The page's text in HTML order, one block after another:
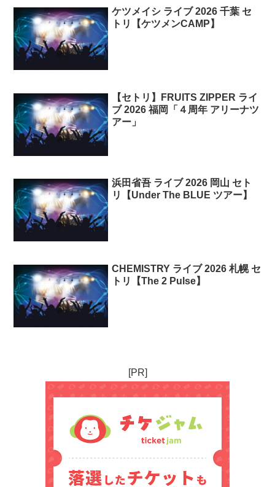
ケツメイシ ライブ 2026 千葉 セ
トリ【ケツメンCAMP】
【セトリ】FRUITS ZIPPER ライ
ブ 2026 福岡「４周年 アリーナツ
アー」
浜田省吾 ライブ 2026 岡山 セト
リ【Under The BLUE ツアー】
CHEMISTRY ライブ 2026 札幌 セ
トリ【The 2 Pulse】
[PR]